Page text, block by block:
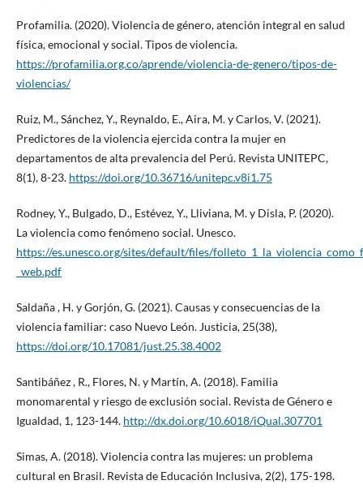
Profamilia. (2020). Violencia de género, atención integral en salud
física, emocional y social. Tipos de violencia.
https://profamilia.org.co/aprende/violencia-de-genero/tipos-de-
violencias/
Ruiz, M., Sánchez, Y., Reynaldo, E., Aira, M. y Carlos, V. (2021).
Predictores de la violencia ejercida contra la mujer en
departamentos de alta prevalencia del Perú. Revista UNITEPC,
8(1), 8-23. https://doi.org/10.36716/unitepc.v8i1.75
Rodney, Y., Bulgado, D., Estévez, Y., Lliviana, M. y Disla, P. (2020).
La violencia como fenómeno social. Unesco.
https://es.unesco.org/sites/default/files/
_web.pdf
Saldaña , H. y Gorjón, G. (2021). Causas y consecuencias de la
violencia familiar: caso Nuevo León. Justicia, 25(38),
https://doi.org/10.17081/just.25.38.4002
Santibáñez , R., Flores, N. y Martín, A. (2018). Familia
monomarental y riesgo de exclusión social. Revista de Género e
Igualdad, 1, 123-144. http://dx.doi.org/10.6018/iQual.307701
Simas, A. (2018). Violencia contra las mujeres: un problema
cultural en Brasil. Revista de Educación Inclusiva, 2(2), 175-198.